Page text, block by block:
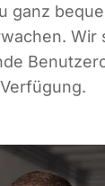
ganz
Wir